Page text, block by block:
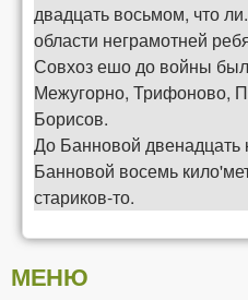
двадцать восьмом, что
области неграмотней
Совхоз ешо до войны
Межугорно, Трифоново,
Борисов.
До Банновой двенадцать
Банновой восемь
стариков-то.
МЕНЮ